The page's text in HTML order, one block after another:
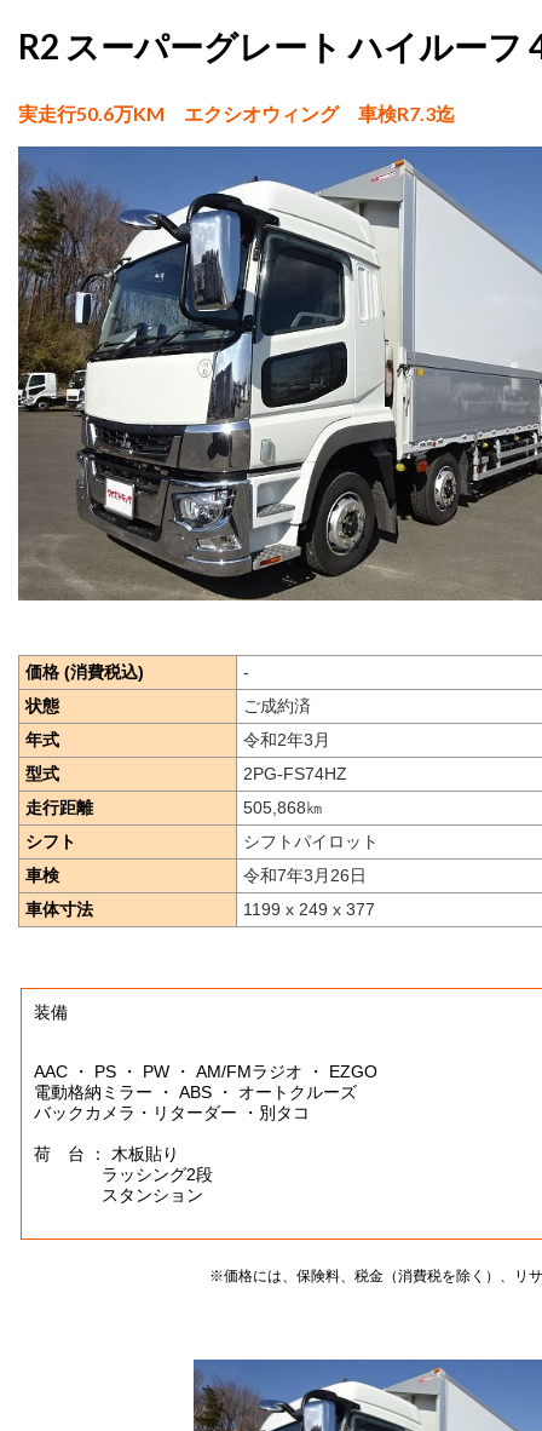
R2 スーパーグレート ハイルーフ
実走行50.6万KM エクシオウィング 車検R7.3迄
価格 (消費税込)
-
状態
ご成約済
年式
令和2年3月
型式
2PG-FS74HZ
走行距離
505,868㎞
シフト
シフトパイロット
車検
令和7年3月26日
車体寸法
1199 x 249 x 377
装備
AAC ・ PS ・ PW ・ AM/FMラジオ ・ EZGO
電動格納ミラー ・ ABS ・ オートクルーズ
バックカメラ・リターダー ・別タコ
荷 台 ： 木板貼り
ラッシング2段
スタンション
※価格には、保険料、税金（消費税を除く）、リ